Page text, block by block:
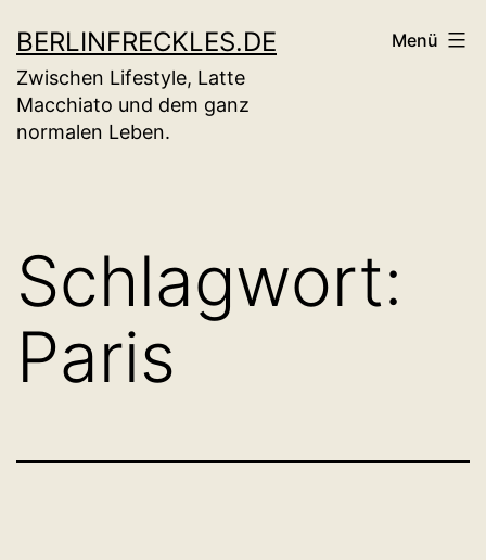
Inhalt
springen
BERLINFRECKLES.DE
Zwischen Lifestyle, Latte
Macchiato und dem ganz
normalen Leben.
Menü
Schlagwort:
Paris